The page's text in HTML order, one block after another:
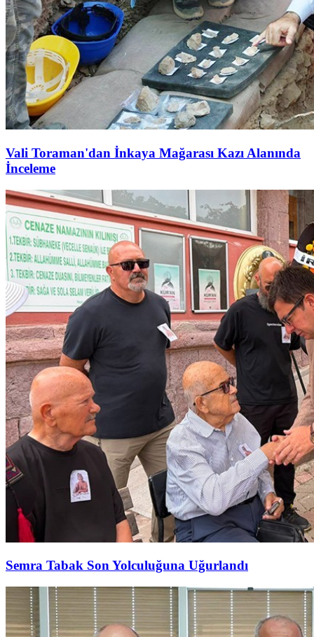
Vali Toraman'dan İnkaya Mağarası Kazı Alanında
İnceleme
Semra Tabak Son Yolculuğuna Uğurlandı